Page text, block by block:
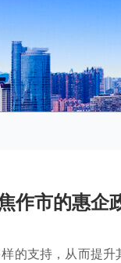
作市的惠企
的支持，从而提